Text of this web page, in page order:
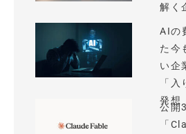
解く
AIの
た今
い企
「
発想
公開
「